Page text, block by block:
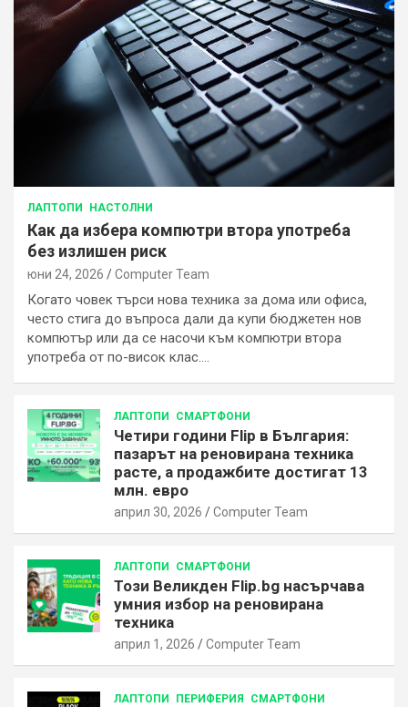
ЛАПТОПИ НАСТОЛНИ
Как да избера компютри втора употреба
без излишен риск
юни 24, 2026 Computer Team
Когато човек търси нова техника за дома или офиса,
често стига до въпроса дали да купи бюджетен нов
компютър или да се насочи към компютри втора
употреба от по-висок клас.…
ЛАПТОПИ СМАРТФОНИ
Четири години Flip в България:
пазарът на реновирана техника
расте, а продажбите достигат 13
млн. евро
април 30, 2026 Computer Team
ЛАПТОПИ СМАРТФОНИ
Този Великден Flip.bg насърчава
умния избор на реновирана
техника
април 1, 2026 Computer Team
ЛАПТОПИ ПЕРИФЕРИЯ СМАРТФОНИ